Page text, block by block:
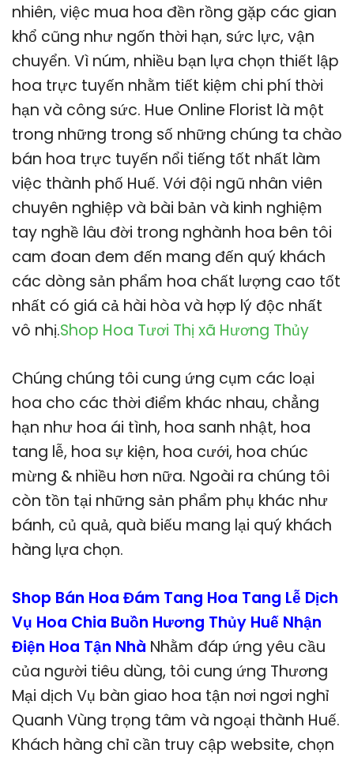
nhiên, việc mua hoa đền rồng gặp các gian
khổ cũng như ngốn thời hạn, sức lực, vận
chuyển. Vì núm, nhiều bạn lựa chọn thiết lập
hoa trực tuyến nhằm tiết kiệm chi phí thời
hạn và công sức. Hue Online Florist là một
trong những trong số những chúng ta chào
bán hoa trực tuyến nổi tiếng tốt nhất làm
việc thành phố Huế. Với đội ngũ nhân viên
chuyên nghiệp và bài bản và kinh nghiệm
tay nghề lâu đời trong nghành hoa bên tôi
cam đoan đem đến mang đến quý khách
các dòng sản phẩm hoa chất lượng cao tốt
nhất có giá cả hài hòa và hợp lý độc nhất
vô nhị.Shop Hoa Tươi Thị xã Hương Thủy
Chúng chúng tôi cung ứng cụm các loại
hoa cho các thời điểm khác nhau, chẳng
hạn như hoa ái tình, hoa sanh nhật, hoa
tang lễ, hoa sự kiện, hoa cưới, hoa chúc
mừng & nhiều hơn nữa. Ngoài ra chúng tôi
còn tồn tại những sản phẩm phụ khác như
bánh, củ quả, quà biếu mang lại quý khách
hàng lựa chọn.
Shop Bán Hoa Đám Tang Hoa Tang Lễ Dịch
Vụ Hoa Chia Buồn Hương Thủy Huế Nhận
Điện Hoa Tận Nhà Nhằm đáp ứng yêu cầu
của người tiêu dùng, tôi cung ứng Thương
Mại dịch Vụ bàn giao hoa tận nơi ngơi nghỉ
Quanh Vùng trọng tâm và ngoại thành Huế.
Khách hàng chỉ cần truy cập website, chọn